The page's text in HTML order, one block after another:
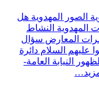
الصور المهدوية هل
المهدوية النشاط
المعارض سؤال
عليهم السلام دائرة
النيابة العامة-